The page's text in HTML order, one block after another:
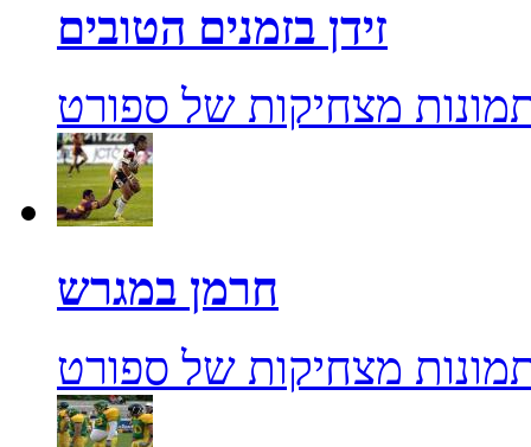
זידן בזמנים הטובים
מצחיקות של ספורט
חרמן במגרש
מצחיקות של ספורט